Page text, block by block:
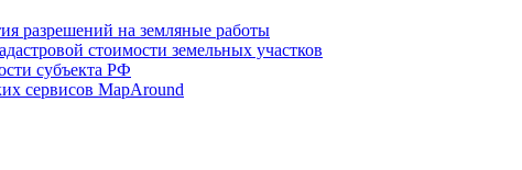
разрешений на земляные работы
стоимости земельных участков
субъекта РФ
сервисов MapAround